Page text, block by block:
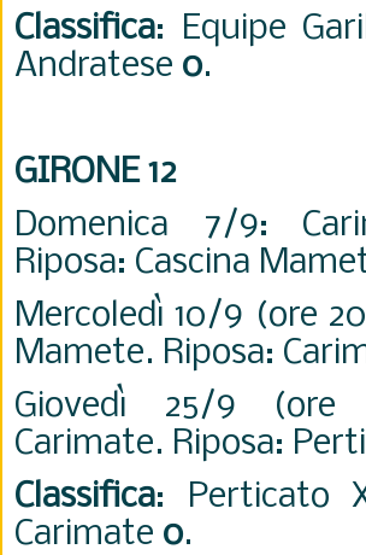
Classifica: Equipe
Andratese 0.
GIRONE 12
Domenica 7/9:
Riposa: Cascina
Mercoledì 10/9 (ore
Mamete. Riposa:
Giovedì 25/9 (ore
Carimate. Riposa:
Classifica: Perticato
Carimate 0.